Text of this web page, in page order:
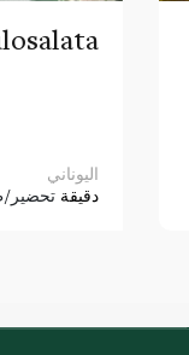
اليوناني
دقيقة